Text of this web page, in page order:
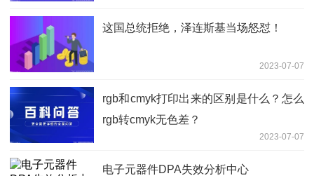
这国总统拒绝，泽连斯基当场怒怼！
2023-07-07
rgb和cmyk打印出来的区别是什么？怎么
rgb转cmyk无色差？
2023-07-07
电子元器件DPA失效分析中心